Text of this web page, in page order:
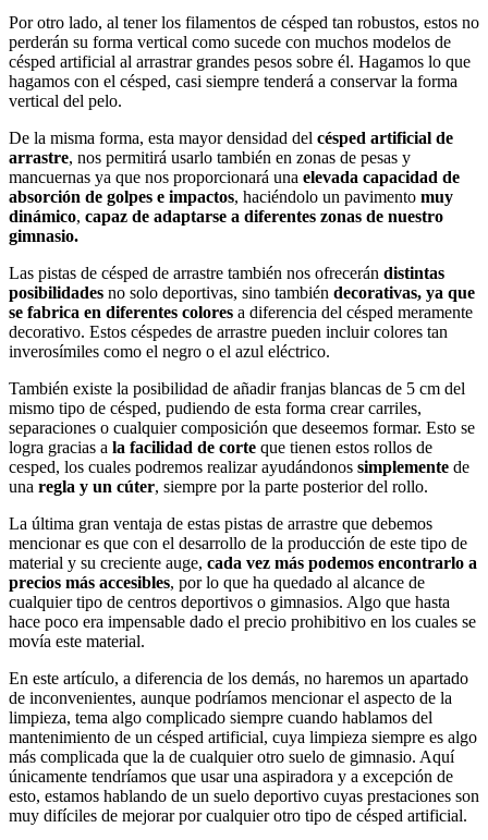
Por otro lado, al tener los filamentos de césped tan robustos, estos no
perderán su forma vertical como sucede con muchos modelos de
césped artificial al arrastrar grandes pesos sobre él. Hagamos lo que
hagamos con el césped, casi siempre tenderá a conservar la forma
vertical del pelo.
De la misma forma, esta mayor densidad del césped artificial de
arrastre, nos permitirá usarlo también en zonas de pesas y
mancuernas ya que nos proporcionará una elevada capacidad de
absorción de golpes e impactos, haciéndolo un pavimento muy
dinámico, capaz de adaptarse a diferentes zonas de nuestro
gimnasio.
Las pistas de césped de arrastre también nos ofrecerán distintas
posibilidades no solo deportivas, sino también decorativas, ya que
se fabrica en diferentes colores a diferencia del césped meramente
decorativo. Estos céspedes de arrastre pueden incluir colores tan
inverosímiles como el negro o el azul eléctrico.
También existe la posibilidad de añadir franjas blancas de 5 cm del
mismo tipo de césped, pudiendo de esta forma crear carriles,
separaciones o cualquier composición que deseemos formar. Esto se
logra gracias a la facilidad de corte que tienen estos rollos de
cesped, los cuales podremos realizar ayudándonos simplemente de
una regla y un cúter, siempre por la parte posterior del rollo.
La última gran ventaja de estas pistas de arrastre que debemos
mencionar es que con el desarrollo de la producción de este tipo de
material y su creciente auge, cada vez más podemos encontrarlo a
precios más accesibles, por lo que ha quedado al alcance de
cualquier tipo de centros deportivos o gimnasios. Algo que hasta
hace poco era impensable dado el precio prohibitivo en los cuales se
movía este material.
En este artículo, a diferencia de los demás, no haremos un apartado
de inconvenientes, aunque podríamos mencionar el aspecto de la
limpieza, tema algo complicado siempre cuando hablamos del
mantenimiento de un césped artificial, cuya limpieza siempre es algo
más complicada que la de cualquier otro suelo de gimnasio. Aquí
únicamente tendríamos que usar una aspiradora y a excepción de
esto, estamos hablando de un suelo deportivo cuyas prestaciones son
muy difíciles de mejorar por cualquier otro tipo de césped artificial.